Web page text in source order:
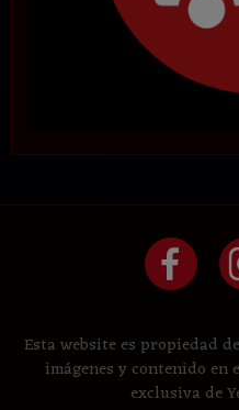
Esta website es propiedad
imágenes y contenido
exclusiva de